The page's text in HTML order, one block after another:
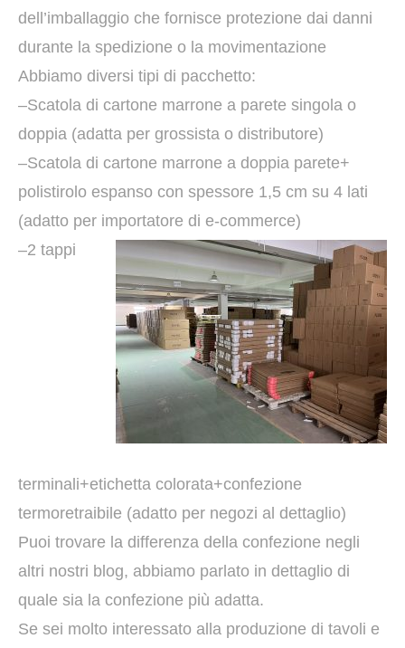
dell’imballaggio che fornisce protezione dai danni
durante la spedizione o la movimentazione
Abbiamo diversi tipi di pacchetto:
–Scatola di cartone marrone a parete singola o
doppia (adatta per grossista o distributore)
–Scatola di cartone marrone a doppia parete+
polistirolo espanso con spessore 1,5 cm su 4 lati
(adatto per importatore di e-commerce)
–2 tappi
terminali+etichetta colorata+confezione
termoretraibile (adatto per negozi al dettaglio)
Puoi trovare la differenza della confezione negli
altri nostri blog, abbiamo parlato in dettaglio di
quale sia la confezione più adatta.
Se sei molto interessato alla produzione di tavoli e